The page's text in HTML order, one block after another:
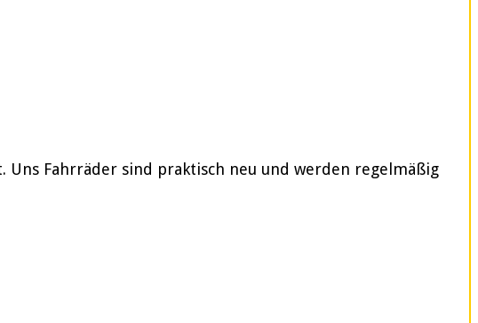
Fahrräder sind praktisch neu und werden regelmäßig